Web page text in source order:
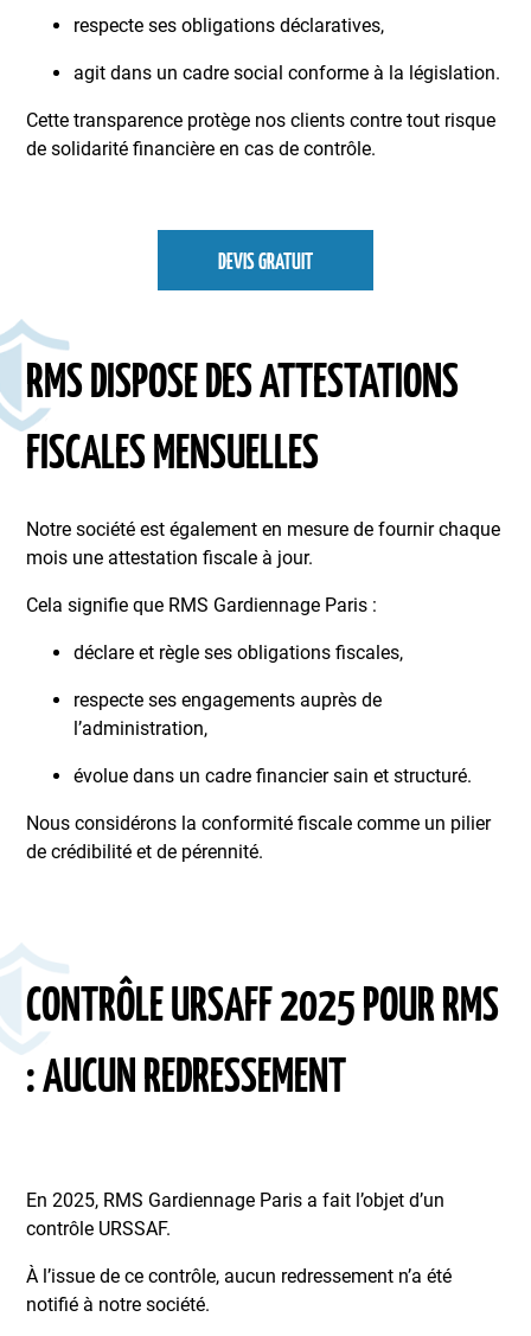
respecte ses obligations déclaratives,
agit dans un cadre social conforme à la législation.
Cette transparence protège nos clients contre tout risque
de solidarité financière en cas de contrôle.
DEVIS GRATUIT
RMS DISPOSE DES ATTESTATIONS
FISCALES MENSUELLES
Notre société est également en mesure de fournir chaque
mois une attestation fiscale à jour.
Cela signifie que RMS Gardiennage Paris :
déclare et règle ses obligations fiscales,
respecte ses engagements auprès de
l’administration,
évolue dans un cadre financier sain et structuré.
Nous considérons la conformité fiscale comme un pilier
de crédibilité et de pérennité.
CONTRÔLE URSAFF 2025 POUR RMS
: AUCUN REDRESSEMENT
En 2025, RMS Gardiennage Paris a fait l’objet d’un
contrôle URSSAF.
À l’issue de ce contrôle, aucun redressement n’a été
notifié à notre société.